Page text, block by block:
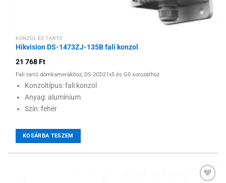
KONZOL ÉS TARTÓ
Hikvision DS-1473ZJ-135B fali konzol
21 768Ft
Fali tartó dómkamerákhoz, DS-2CD21x5 és G0 sorozathoz
Konzoltípus: fali konzol
Anyag: alumínium
Szín: fehér
KOSÁRBA TESZEM